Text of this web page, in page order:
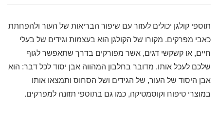
תוספי קולגן יכולים לעזור עם שיפור הבריאות של העור ולהפחתת
כאבי מפרקים. מקורו של הקולגן הוא בעצמות וגידים של בעלי
חיים, או קשקשי דגים, אשר מפורקים בדרך שתאפשר לגוף
שלכם לעכל אותו. מדובר בחלבון המהווה אבן יסוד לכל דבר: הוא
אבן היסוד של העור, של הגידים ושל הסחוס ותמצאו אותו
במוצרי טיפוח וקוסמטיקה, כמו גם בתוספי תזונה למפרקים.